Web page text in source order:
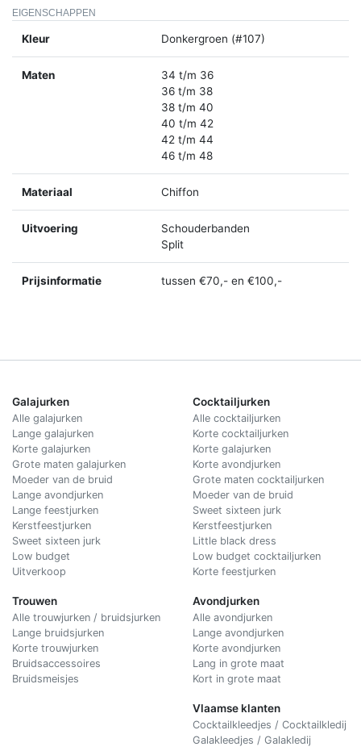
EIGENSCHAPPEN
Kleur Donkergroen (#107)
Maten
34 t/m 36
36 t/m 38
38 t/m 40
40 t/m 42
42 t/m 44
46 t/m 48
Materiaal Chiffon
Uitvoering
Schouderbanden
Split
Prijsinformatie tussen €70,- en €100,-
Galajurken
Alle galajurken
Lange galajurken
Korte galajurken
Grote maten galajurken
Moeder van de bruid
Lange avondjurken
Lange feestjurken
Kerstfeestjurken
Sweet sixteen jurk
Low budget
Uitverkoop
Trouwen
Alle trouwjurken / bruidsjurken
Lange bruidsjurken
Korte trouwjurken
Bruidsaccessoires
Bruidsmeisjes
Cocktailjurken
Alle cocktailjurken
Korte cocktailjurken
Korte galajurken
Korte avondjurken
Grote maten cocktailjurken
Moeder van de bruid
Sweet sixteen jurk
Kerstfeestjurken
Little black dress
Low budget cocktailjurken
Korte feestjurken
Avondjurken
Alle avondjurken
Lange avondjurken
Korte avondjurken
Lang in grote maat
Kort in grote maat
Vlaamse klanten
Cocktailkleedjes / Cocktailkledij
Galakleedjes / Galakledij